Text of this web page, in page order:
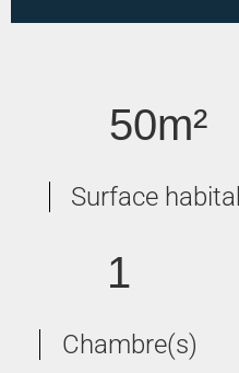
50m²
Surface
1
Chambre(s)